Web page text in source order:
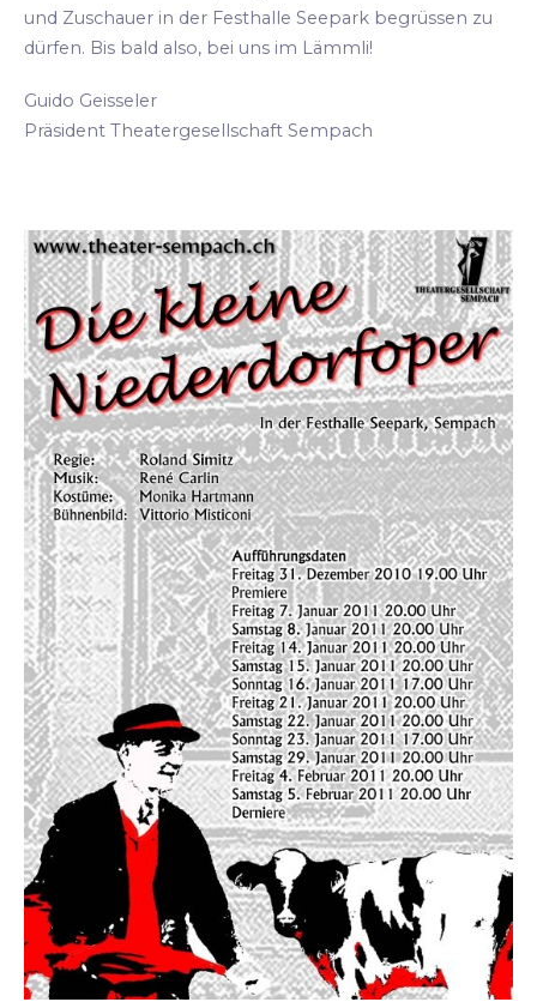
und Zuschauer in der Festhalle Seepark begrüssen zu
dürfen. Bis bald also, bei uns im Lämmli!
Guido Geisseler
Präsident Theatergesellschaft Sempach